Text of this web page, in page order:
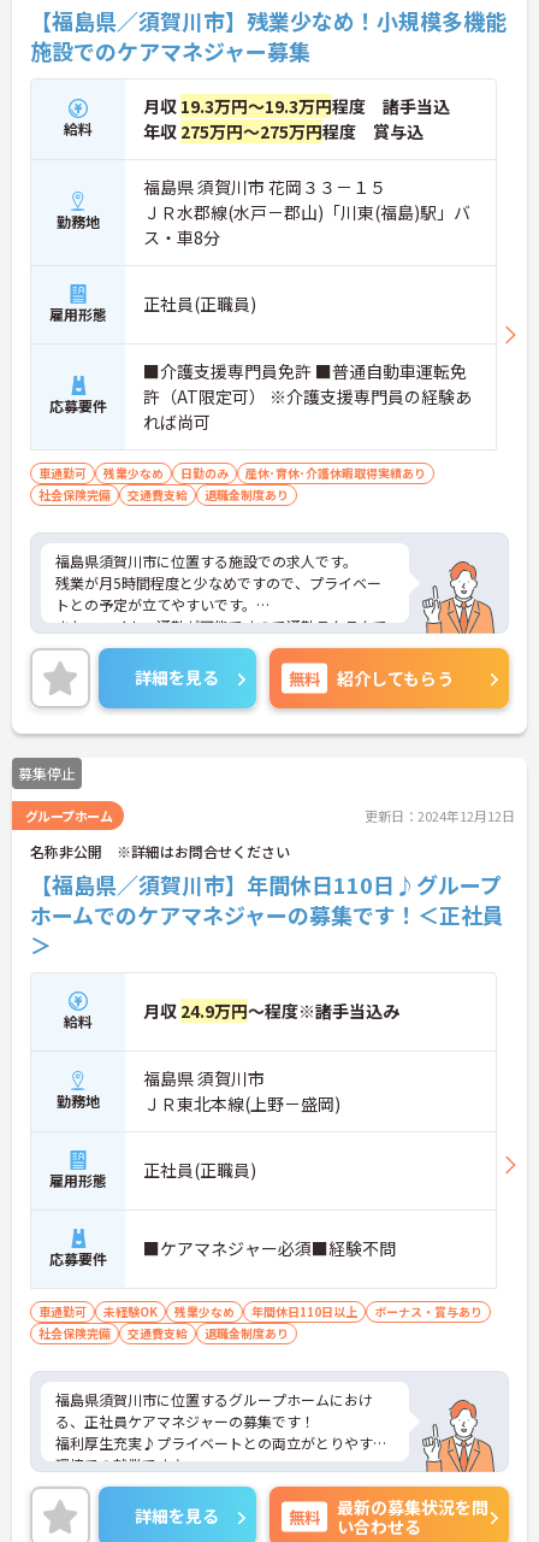
【福島県／須賀川市】残業少なめ！小規模多機能
施設でのケアマネジャー募集
給料
月収 19.3万円～19.3万円程度 諸手当込
年収 275万円～275万円程度 賞与込
勤務地
福島県 須賀川市 花岡３３－１５
ＪＲ水郡線(水戸－郡山)「川東(福島)駅」バ
ス・車8分
雇用形態 正社員(正職員)
応募要件
■介護支援専門員免許 ■普通自動車運転免
許（AT限定可） ※介護支援専門員の経験あ
れば尚可
車通勤可 残業少なめ 日勤のみ
産休･育休･介護休暇取得実績あり
社会保険完備
交通費支給 退職金制度あり
福島県須賀川市に位置する施設での求人です。
残業が月5時間程度と少なめですので、プライベー
トとの予定が立てやすいです。
また、マイカー通勤が可能ですので通勤ラクラクで
す。
ご興味のある方は、お気軽にお問い合わせくださ
い。
詳細を見る 無料 紹介してもらう
募集停止
グループホーム 更新日：2024年12月12日
名称非公開 ※詳細はお問合せください
【福島県／須賀川市】年間休日110日♪グループ
ホームでのケアマネジャーの募集です！＜正社員
＞
給料 月収 24.9万円～程度※諸手当込み
勤務地
福島県 須賀川市
ＪＲ東北本線(上野－盛岡)
雇用形態 正社員(正職員)
応募要件 ■ケアマネジャー必須■経験不問
車通勤可 未経験OK 残業少なめ 年間休日110日以上
ボーナス・賞与あり
社会保険完備
交通費支給 退職金制度あり
福島県須賀川市に位置するグループホームにおけ
る、正社員ケアマネジャーの募集です！
福利厚生充実♪プライベートとの両立がとりやすい
環境での就業です♪
ご興味ある方には、面接対策ポイントなど、さらに
詳細をお話しいたしますのでお気軽にご相談くださ
い。
詳細を見る 無料
最新の募集状況を問
い合わせる